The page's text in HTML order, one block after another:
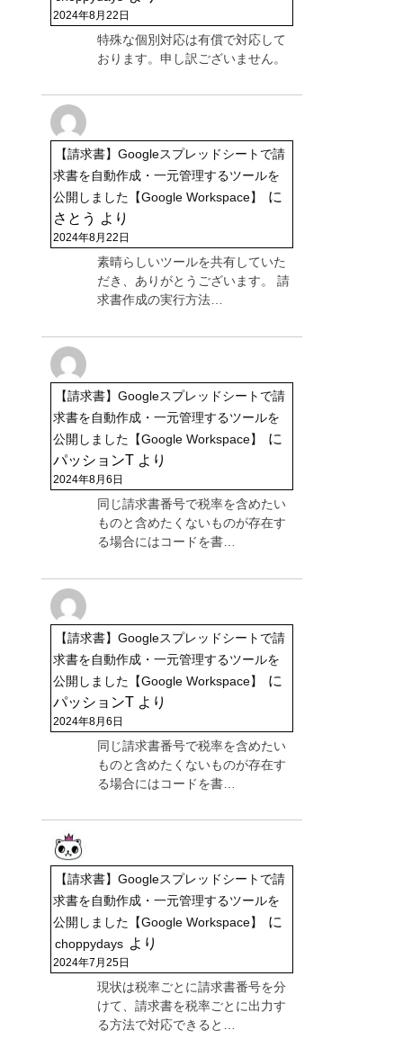
2024年8月22日
特殊な個別対応は有償で対応して
おります。申し訳ございません。
【請求書】Googleスプレッドシートで請
求書を自動作成・一元管理するツールを
公開しました【Google Workspace】
に
さとう より
2024年8月22日
素晴らしいツールを共有していた
だき、ありがとうございます。 請
求書作成の実行方法…
【請求書】Googleスプレッドシートで請
求書を自動作成・一元管理するツールを
公開しました【Google Workspace】
に
パッションT より
2024年8月6日
同じ請求書番号で税率を含めたい
ものと含めたくないものが存在す
る場合にはコードを書…
【請求書】Googleスプレッドシートで請
求書を自動作成・一元管理するツールを
公開しました【Google Workspace】
に
パッションT より
2024年8月6日
同じ請求書番号で税率を含めたい
ものと含めたくないものが存在す
る場合にはコードを書…
【請求書】Googleスプレッドシートで請
求書を自動作成・一元管理するツールを
公開しました【Google Workspace】
に
choppydays より
2024年7月25日
現状は税率ごとに請求書番号を分
けて、請求書を税率ごとに出力す
る方法で対応できると…